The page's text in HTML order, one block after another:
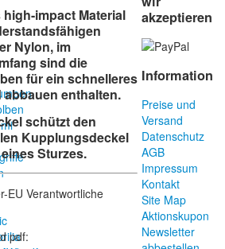
impact Material
Nylon, im
sind die
für ein schnelleres
abbauen enthalten.
schützt den
Kupplungsdeckel
Sturzes.
EU Verantwortliche
pdf:
akzeptieren
Information
Preise und
Versand
Datenschutz
AGB
Impressum
Kontakt
Site Map
Aktionskupon
Newsletter